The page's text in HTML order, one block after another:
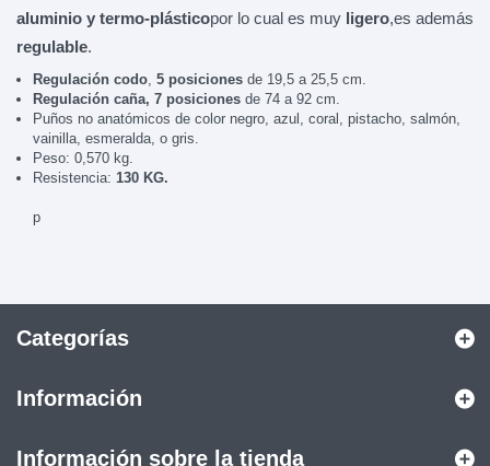
aluminio y termo-plásticopor lo cual es muy ligero,es además
regulable.
Regulación codo 5 posiciones de 19,5 a 25,5 cm.
Regulación caña, 7 posiciones de 74 a 92 cm.
Puños no anatómicos de color negro, azul, coral, pistacho, salmón,
vainilla, esmeralda, o gris.
Peso: 0,570 kg.
Resistencia: 130 KG.
p
Categorías
Información
Información sobre la tienda